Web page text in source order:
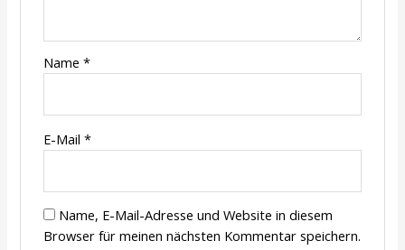
Name *
E-Mail *
Name, E-Mail-Adresse und Website in diesem
Browser für meinen nächsten Kommentar speichern.